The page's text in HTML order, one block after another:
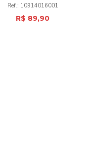
10914016001
R$ 89,90